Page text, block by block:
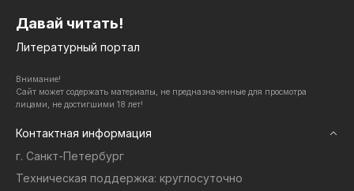
Давай читать!
Литературный портал
Внимание!
Сайт может содержать материалы, не предназначенные для просмотра
лицами, не достигшими 18 лет!
Контактная информация
г. Санкт-Петербург
Техническая поддержка: круглосуточно